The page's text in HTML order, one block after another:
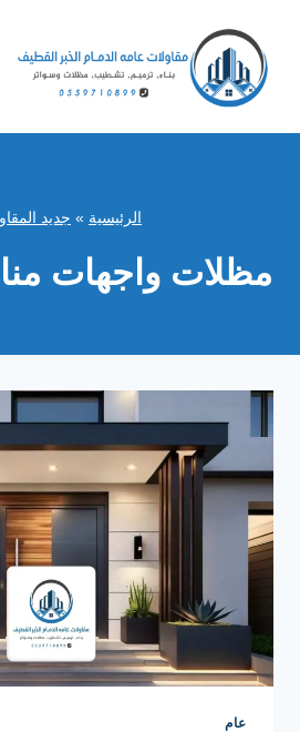
المحتوى
الرئيسية » جديد
مظلات واجهات
عام